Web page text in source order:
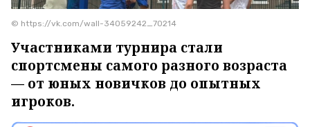
© https://vk.com/wall-34059242_70214
Участниками турнира стали
спортсмены самого разного возраста
— от юных новичков до опытных
игроков.